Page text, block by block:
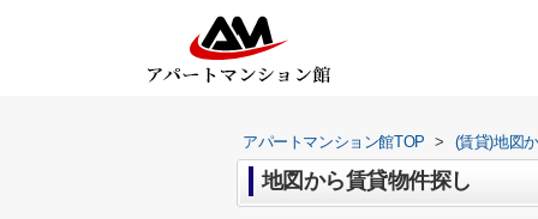
アパートマンション館TOP > (賃貸)地図
地図から賃貸物件探し